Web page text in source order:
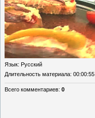
Язык: Русский
Длительность материала: 00:00:55
Всего комментариев: 0